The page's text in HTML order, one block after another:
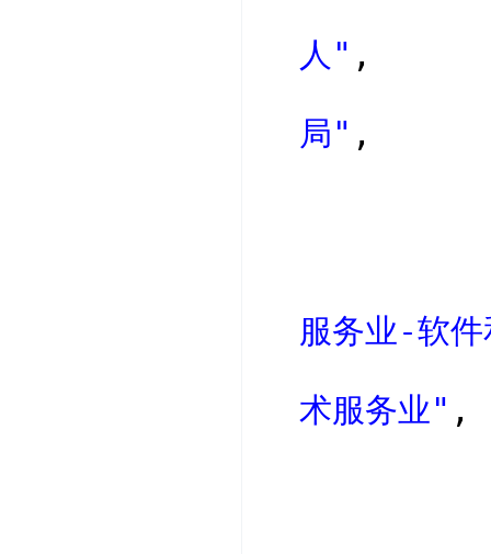
人" ,
局" ,
服务业-软
术服务业" ,